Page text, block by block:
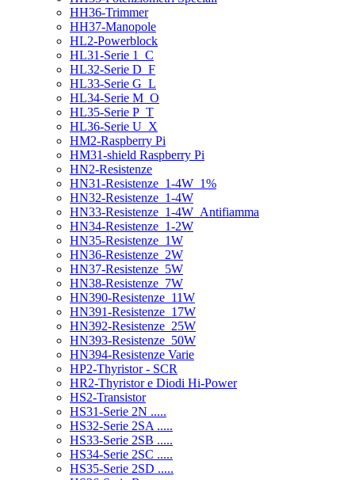
HH36-Trimmer
HH37-Manopole
HL2-Powerblock
HL31-Serie 1_C
HL32-Serie D_F
HL33-Serie G_L
HL34-Serie M_O
HL35-Serie P_T
HL36-Serie U_X
HM2-Raspberry Pi
HM31-shield Raspberry Pi
HN2-Resistenze
HN31-Resistenze_1-4W_1%
HN32-Resistenze_1-4W
HN33-Resistenze_1-4W_Antifiamma
HN34-Resistenze_1-2W
HN35-Resistenze_1W
HN36-Resistenze_2W
HN37-Resistenze_5W
HN38-Resistenze_7W
HN390-Resistenze_11W
HN391-Resistenze_17W
HN392-Resistenze_25W
HN393-Resistenze_50W
HN394-Resistenze Varie
HP2-Thyristor - SCR
HR2-Thyristor e Diodi Hi-Power
HS2-Transistor
HS31-Serie 2N .....
HS32-Serie 2SA .....
HS33-Serie 2SB .....
HS34-Serie 2SC .....
HS35-Serie 2SD .....